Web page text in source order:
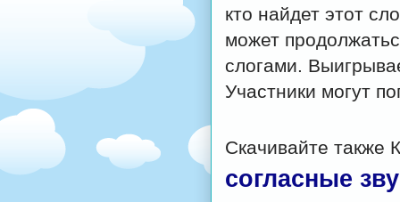
кто найдет этот
может
слогами.
Участники могут
Скачивайте также
согласные